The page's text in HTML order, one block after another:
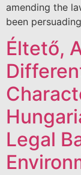
amending the
been
Éltető,
Legal